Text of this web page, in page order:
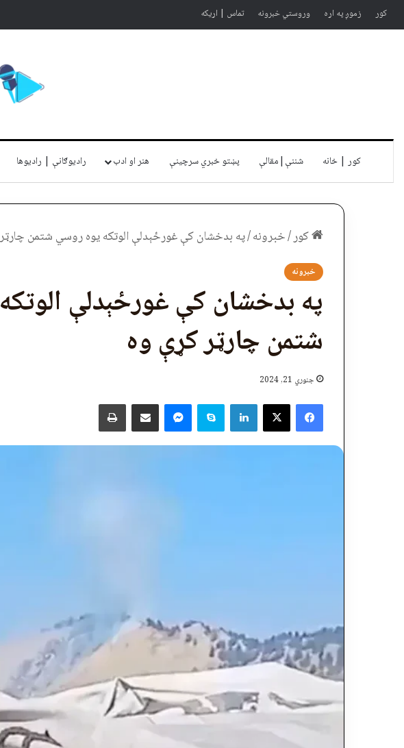
کور زموږ په اړه وروستي خبرونه تماس | اړیکه
کور | خانه شننې|مقالې پښتو خبري سرچينې هنر او ادب رادیوګانې | رادیوها
کور/خبرونه/په بدخشان کې غورځېدلې الوتکه یوه روسي شتمن
خبرونه
په بدخشان کې غورځېدلې
شتمن چارټر کړې وه
جنوري 21, 2024
Facebook
X
LinkedIn
Skype
Messenger
پر برېښنالیک یې شریک کړئ چاپول